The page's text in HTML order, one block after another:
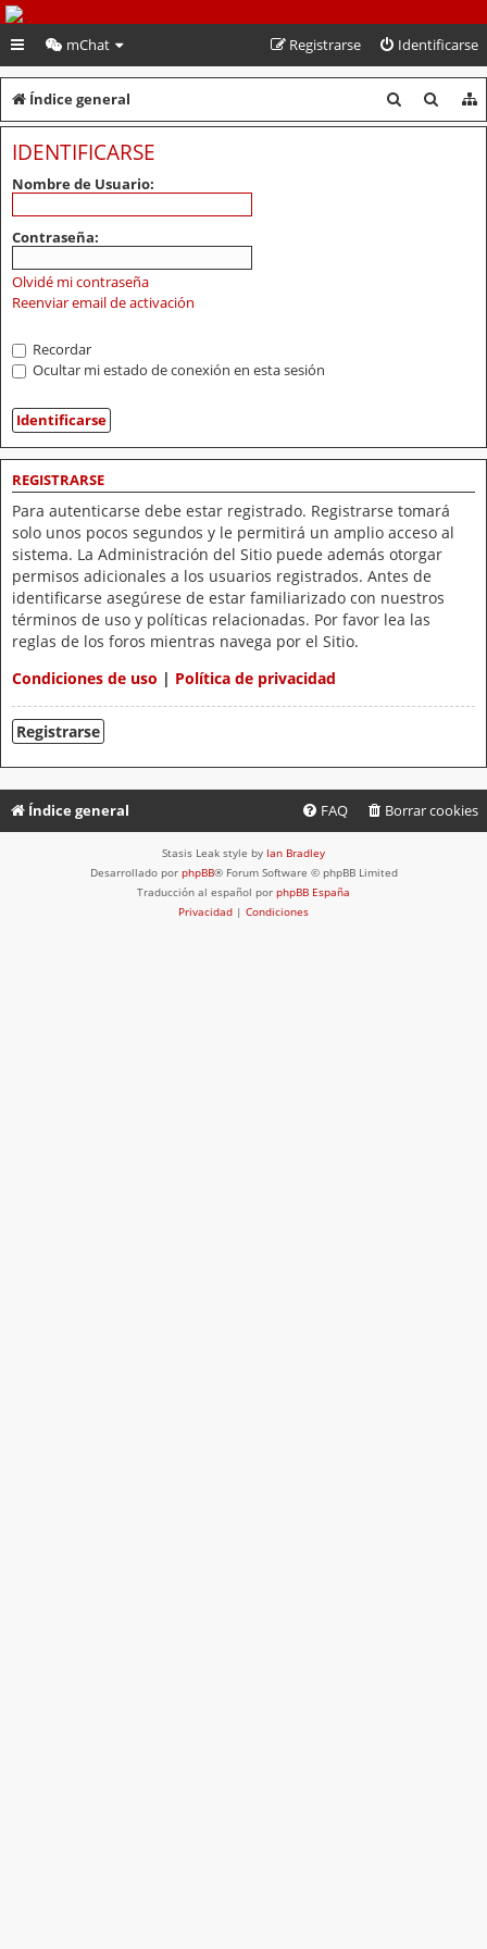
PeruVoley.com
mChat Identificarse
Registrarse
Índice general
u
u
IDENTIFICARSE
Nombre de Usuario:
Contraseña:
Olvidé mi contraseña
Reenviar email de activación
Recordar
Ocultar mi estado de conexión en esta sesión
REGISTRARSE
Para autenticarse debe estar registrado. Registrarse tomará
solo unos pocos segundos y le permitirá un amplio acceso al
sistema. La Administración del Sitio puede además otorgar
permisos adicionales a los usuarios registrados. Antes de
identificarse asegúrese de estar familiarizado con nuestros
términos de uso y políticas relacionadas. Por favor lea las
reglas de los foros mientras navega por el Sitio.
Condiciones de uso | Política de privacidad
Registrarse
Índice general Borrar cookies
FAQ
Stasis Leak style by Ian Bradley
Desarrollado por phpBB® Forum Software © phpBB Limited
Traducción al español por phpBB España
Privacidad | Condiciones